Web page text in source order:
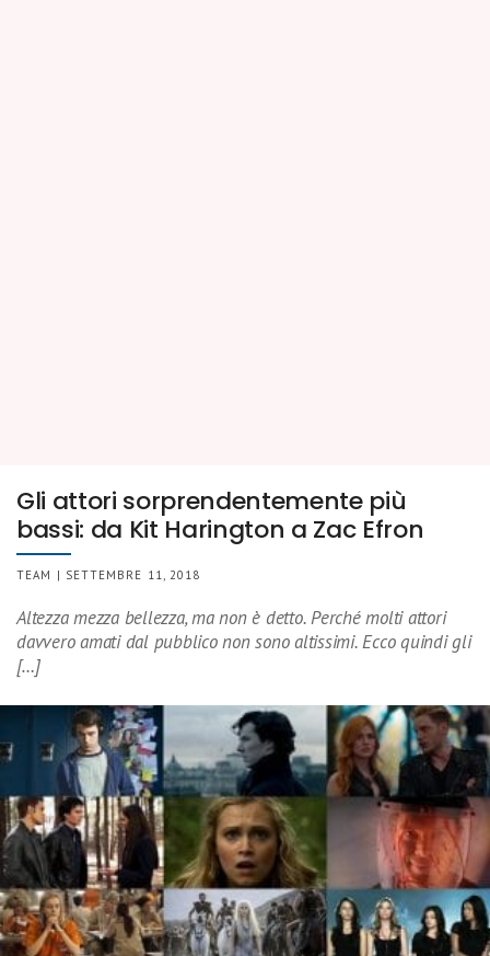
Gli attori sorprendentemente più
bassi: da Kit Harington a Zac Efron
TEAM | SETTEMBRE 11, 2018
Altezza mezza bellezza, ma non è detto. Perché molti attori
davvero amati dal pubblico non sono altissimi. Ecco quindi gli
[…]